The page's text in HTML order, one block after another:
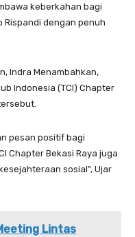
keberkahan bagi
Rispandi dengan penuh
Indra Menambahkan,
Indonesia (TCI) Chapter
pesan positif bagi
Chapter Bekasi Raya juga
sosial”, Ujar
Lintas